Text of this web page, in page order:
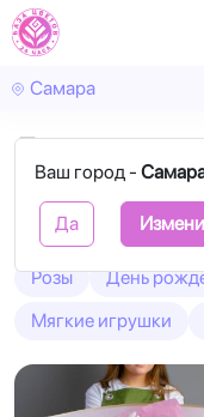
Самара
Ваш город -
Да
Доставка
Розы День
Мягкие игрушки